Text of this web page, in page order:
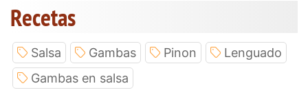
Recetas
Salsa Gambas Pinon
Lenguado
Gambas en salsa